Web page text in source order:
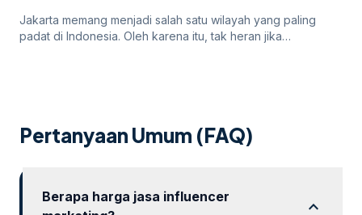
Jakarta memang menjadi salah satu wilayah yang paling
padat di Indonesia. Oleh karena itu, tak heran jika
cukup? Atau […]
Pertanyaan Umum (FAQ)
Berapa harga jasa influencer
expand_more